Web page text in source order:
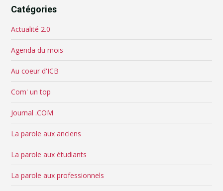
Catégories
Actualité 2.0
Agenda du mois
Au coeur d'ICB
Com' un top
Journal .COM
La parole aux anciens
La parole aux étudiants
La parole aux professionnels